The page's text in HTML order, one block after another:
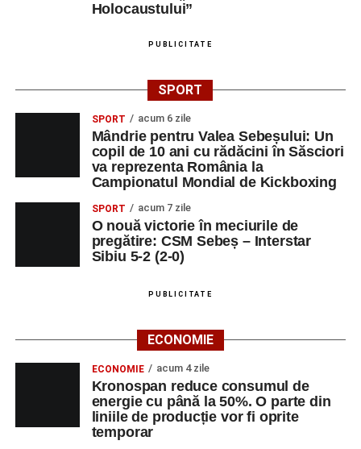
(România, 2023), black comedy, în regia lui
Gabi Virginia Șarga și Cătălin Rotaru, producător Gabi
DUMINICĂ, 23 AUGUST 2026
Râpa Roșie
„Cicloaventurier de Sebeș”– startul oficial
al competiției MTB pentru copii.
LUNI, 24 AUGUST 2026
Casa Fanfarei din Petrești
Ora 18.00– Activități recreative pentru copii, susținute de
trupele de teatru„Gepetto”și„Pied Piper”.
Seară cu tradiții săsești, cu participarea:
Holocaustului”
PUBLICITATE
SPORT
SPORT acum 6 zile
Mândrie pentru Valea Sebeșului: Un
copil de 10 ani cu rădăcini în Săsciori
va reprezenta România la
Campionatul Mondial de Kickboxing
SPORT acum 7 zile
O nouă victorie în meciurile de
pregătire: CSM Sebeș – Interstar
Sibiu 5-2 (2-0)
PUBLICITATE
ECONOMIE
ECONOMIE acum 4 zile
Kronospan reduce consumul de
energie cu până la 50%. O parte din
liniile de producție vor fi oprite
temporar